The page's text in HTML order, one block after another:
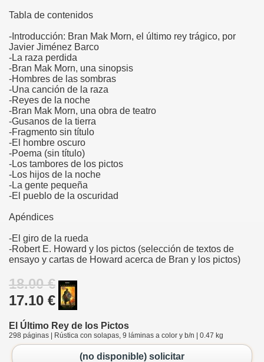
Tabla de contenidos
-Introducción: Bran Mak Morn, el último rey trágico, por
Javier Jiménez Barco
-La raza perdida
-Bran Mak Morn, una sinopsis
-Hombres de las sombras
-Una canción de la raza
-Reyes de la noche
-Bran Mak Morn, una obra de teatro
-Gusanos de la tierra
-Fragmento sin título
-El hombre oscuro
-Poema (sin título)
-Los tambores de los pictos
-Los hijos de la noche
-La gente pequeña
-El pueblo de la oscuridad
Apéndices
-El giro de la rueda
-Robert E. Howard y los pictos (selección de textos de
ensayo y cartas de Howard acerca de Bran y los pictos)
18.00 €
17.10 €
El Último Rey de los Pictos
298 páginas | Rústica con solapas, 9 láminas a color y b/n | 0.47 kg
(no disponible) solicitar